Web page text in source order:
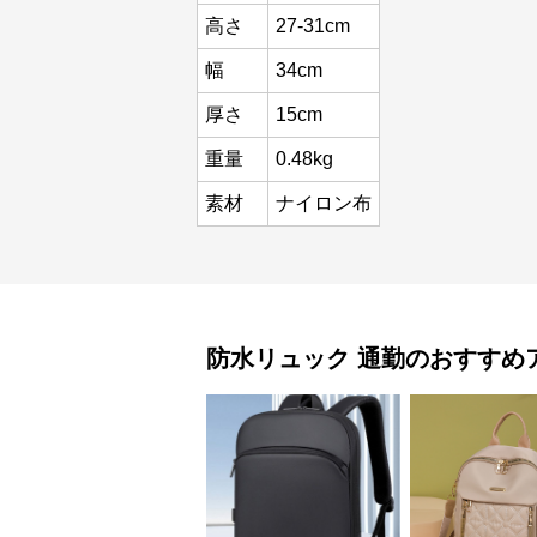
高さ 27-31cm
幅 34cm
厚さ 15cm
重量 0.48kg
素材 ナイロン布
防水リュック 通勤のおすすめ